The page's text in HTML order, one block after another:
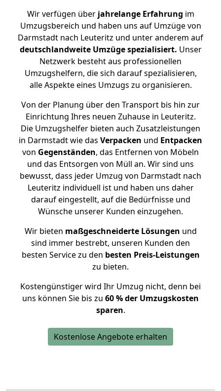
Wir verfügen überjahrelange Erfahrung im
Umzugsbereich und haben uns auf Umzüge von
Darmstadt nach Leuteritz und unter anderem auf
deutschlandweite Umzüge spezialisiert. Unser
Netzwerk besteht aus professionellen
Umzugshelfern, die sich darauf spezialisieren,
alle Aspekte eines Umzugs zu organisieren.
Von der Planung über den Transport bis hin zur
Einrichtung Ihres neuen Zuhause in Leuteritz.
Die Umzugshelfer bieten auch Zusatzleistungen
in Darmstadt wie das Verpacken und Entpacken
von Gegenständen, das Entfernen von Möbeln
und das Entsorgen von Müll an. Wir sind uns
bewusst, dass jeder Umzug von Darmstadt nach
Leuteritz individuell ist und haben uns daher
darauf eingestellt, auf die Bedürfnisse und
Wünsche unserer Kunden einzugehen.
Wir bieten maßgeschneiderte Lösungen und
sind immer bestrebt, unseren Kunden den
besten Service zu den besten Preis-Leistungen
zu bieten.
Kostengünstiger wird Ihr Umzug nicht, denn bei
uns können Sie bis zu 60 % der Umzugskosten
sparen.
Kostenlose Angebote erhalten